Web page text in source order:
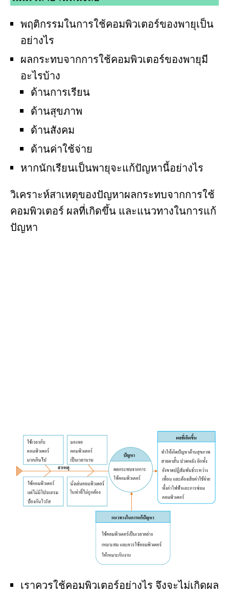
พฤติกรรมในการใช้คอมพิวเตอร์ของพายุเป็น
อย่างไร
ผลกระทบจากการใช้คอมพิวเตอร์ของพายุมี
อะไรบ้าง
ด้านการเรียน
ด้านสุขภาพ
ด้านสังคม
ด้านค่าใช้จ่าย
หากนักเรียนเป็นพายุจะแก้ปัญหานี้อย่างไร
วิเคราะห์สาเหตุของปัญหาผลกระทบจากการใช้
คอมพิวเตอร์ ผลที่เกิดขึ้น และแนวทางในการแก้
ปัญหา
เราควรใช้คอมพิวเตอร์อย่างไร จึงจะไม่เกิดผล